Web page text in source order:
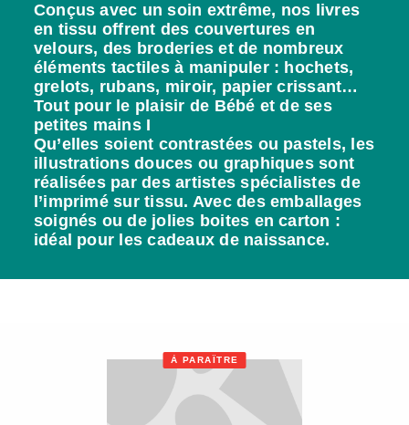
Conçus avec un soin extrême, nos livres
en tissu offrent des couvertures en
velours, des broderies et de nombreux
éléments tactiles à manipuler : hochets,
grelots, rubans, miroir, papier crissant…
Tout pour le plaisir de Bébé et de ses
petites mains I
Qu’elles soient contrastées ou pastels, les
illustrations douces ou graphiques sont
réalisées par des artistes spécialistes de
l’imprimé sur tissu. Avec des emballages
soignés ou de jolies boites en carton :
idéal pour les cadeaux de naissance.
À PARAÎTRE